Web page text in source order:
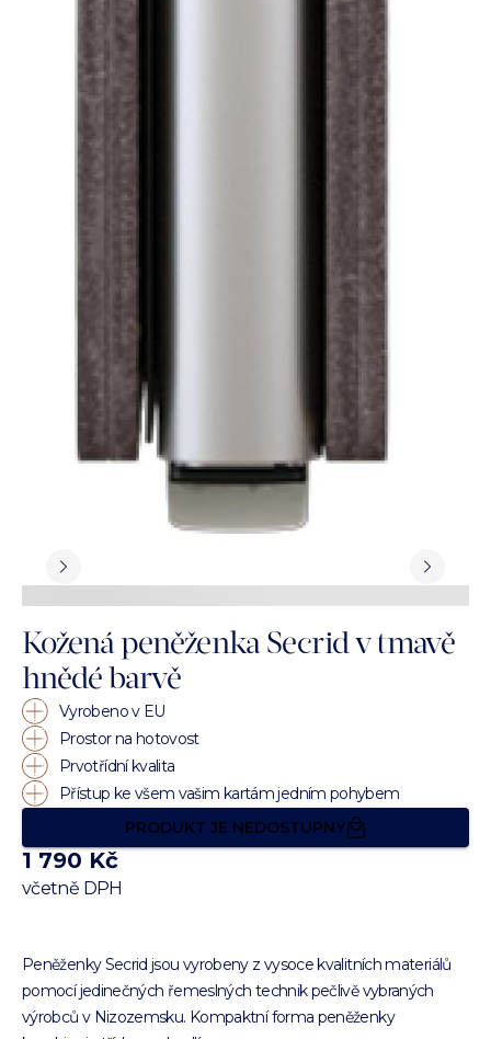
Kožená peněženka Secrid v tmavě
hnědé barvě
Vyrobeno v EU
Prostor na hotovost
Prvotřídní kvalita
Přístup ke všem vašim kartám jedním pohybem
PRODUKT JE NEDOSTUPNÝ
1 790 Kč
včetně DPH
Peněženky Secrid jsou vyrobeny z vysoce kvalitních materiálů
pomocí jedinečných řemeslných technik pečlivě vybraných
výrobců v Nizozemsku. Kompaktní forma peněženky